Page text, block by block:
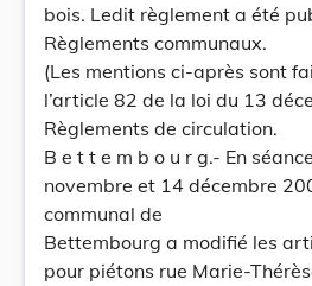
bois. Ledit règlement a été
Règlements communaux.
(Les mentions ci-après sont
l’article 82 de la loi du 13
Règlements de circulation.
B e t t e m b o u r g.- En
novembre et 14 décembre
communal de
Bettembourg a modifié les
pour piétons rue Marie-